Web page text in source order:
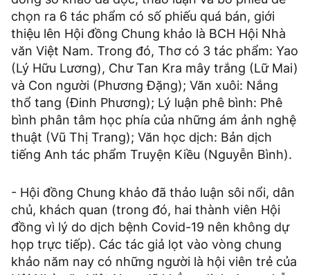
chọn ra 6 tác phẩm có số phiếu quá bán, giới
thiệu lên Hội đồng Chung khảo là BCH Hội Nhà
văn Việt Nam. Trong đó, Thơ có 3 tác phẩm: Yao
(Lý Hữu Lương), Chư Tan Kra mây trắng (Lữ Mai)
và Con người (Phương Đặng); Văn xuôi: Nắng
thổ tang (Đinh Phương); Lý luận phê bình: Phê
bình phân tâm học phía của những ám ảnh nghệ
thuật (Vũ Thị Trang); Văn học dịch: Bản dịch
tiếng Anh tác phẩm Truyện Kiều (Nguyễn Bình).
- Hội đồng Chung khảo đã thảo luận sôi nổi, dân
chủ, khách quan (trong đó, hai thành viên Hội
đồng vì lý do dịch bệnh Covid-19 nên không dự
họp trực tiếp). Các tác giả lọt vào vòng chung
khảo năm nay có những người là hội viên trẻ của